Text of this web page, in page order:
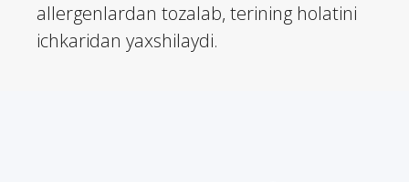
allergenlardan tozalab, terining holatini
ichkaridan yaxshilaydi.